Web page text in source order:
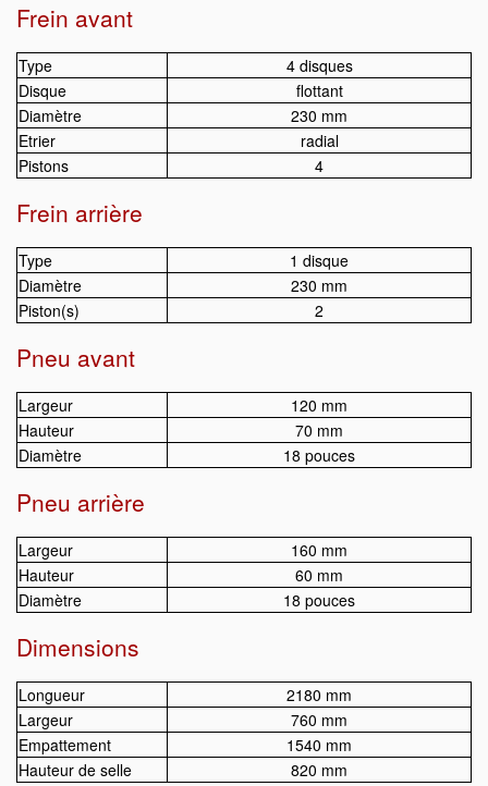
Frein avant
Type
4 disques
Disque
flottant
Diamètre
230 mm
Etrier
radial
Pistons
4
Frein arrière
Type
1 disque
Diamètre
230 mm
Piston(s)
2
Pneu avant
Largeur
120 mm
Hauteur
70 mm
Diamètre
18 pouces
Pneu arrière
Largeur
160 mm
Hauteur
60 mm
Diamètre
18 pouces
Dimensions
Longueur
2180 mm
Largeur
760 mm
Empattement
1540 mm
Hauteur de selle
820 mm